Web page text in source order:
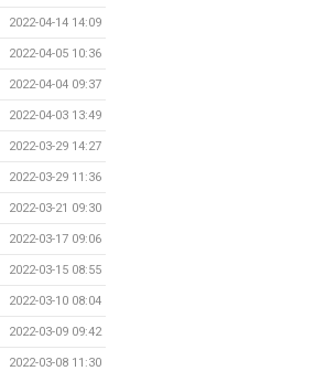
2022-04-14 14:09
2022-04-05 10:36
2022-04-04 09:37
2022-04-03 13:49
2022-03-29 14:27
2022-03-29 11:36
2022-03-21 09:30
2022-03-17 09:06
2022-03-15 08:55
2022-03-10 08:04
2022-03-09 09:42
2022-03-08 11:30